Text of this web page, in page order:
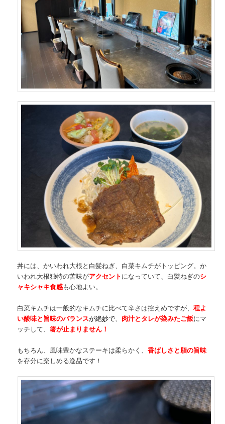
丼には、かいわれ大根と白髪ねぎ、白菜キムチがトッピング。か
いわれ大根独特の苦味がアクセントになっていて、白髪ねぎのシ
ャキシャキ食感も心地よい。
白菜キムチは一般的なキムチに比べて辛さは控えめですが、程よ
い酸味と旨味のバランスが絶妙で、 肉汁とタレが染みたご飯にマ
ッチして、箸が止まりません！
もちろん、風味豊かなステーキは柔らかく、香ばしさと脂の旨味
を存分に楽しめる逸品です！